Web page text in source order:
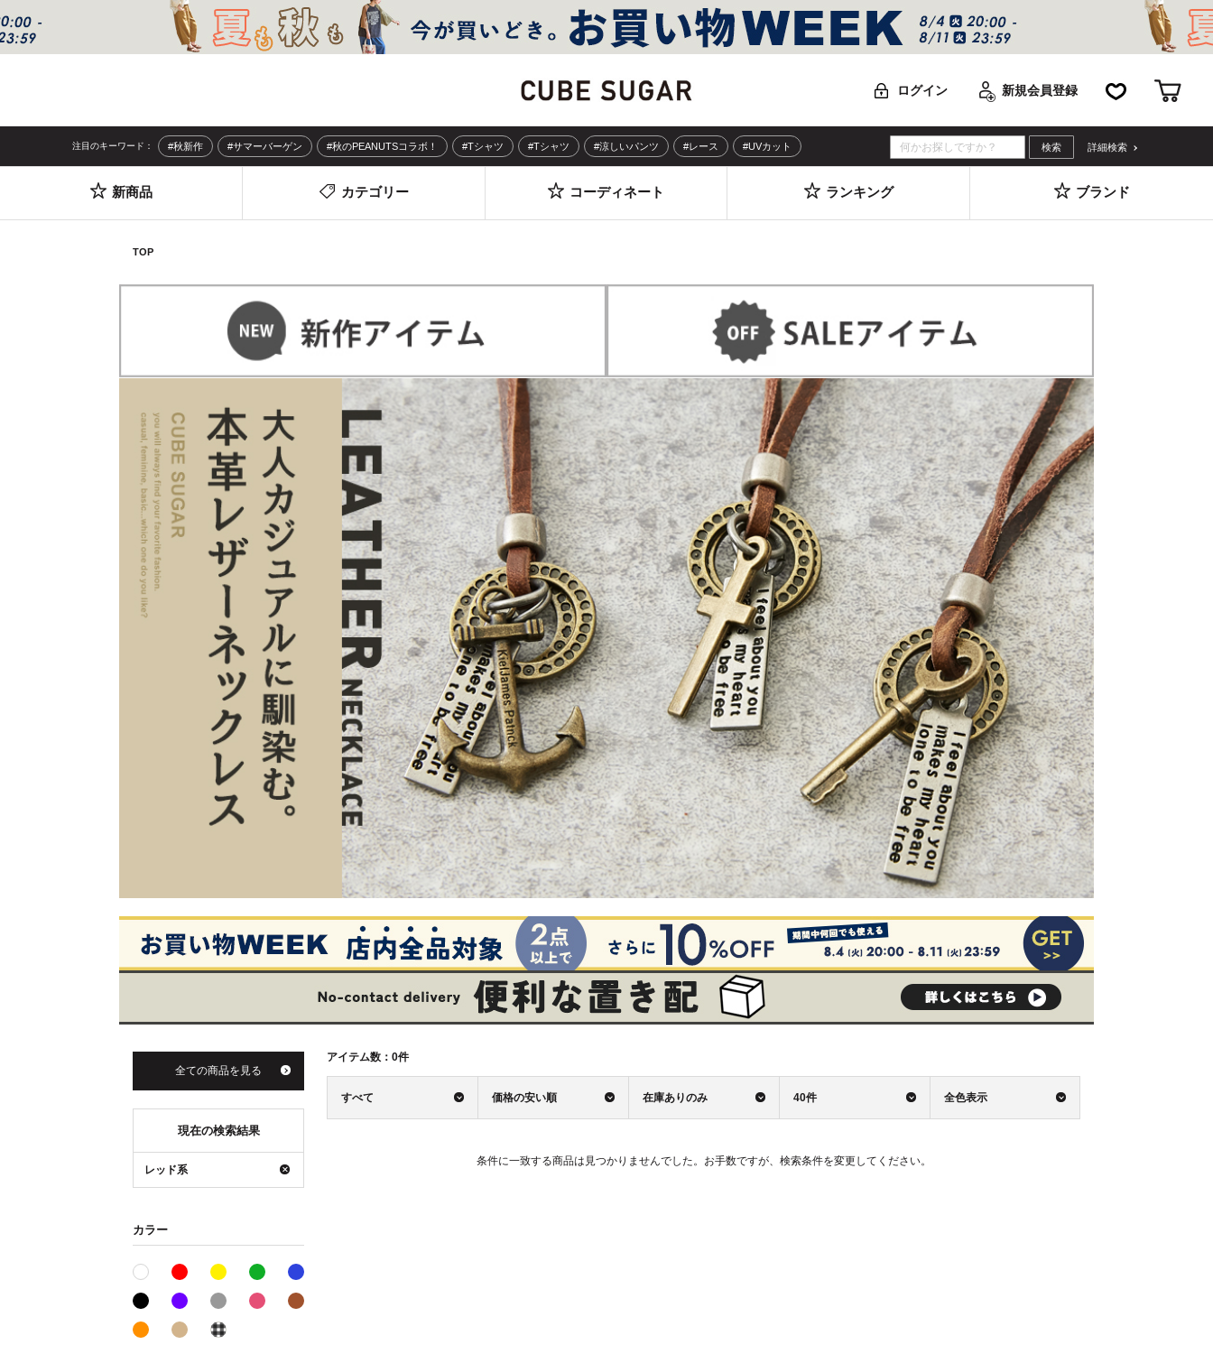
ログイン 新規会員登録 お気に入り
注目のキーワード： #秋新作 #サマーバーゲン #秋のPEANUTSコラボ！ #Tシャツ #Tシャツ #涼しいパンツ #レース #UVカット 詳細検索
新商品 カテゴリー コーディネート ランキング ブランド
TOP
アイテム数： 0件
すべて 価格の安い順 在庫ありのみ 40件 全色表示
条件に一致する商品は見つかりませんでした。お手数ですが、検索条件を変更してください。
全ての商品を見る
現在の検索結果
レッド系
カラー
ホワイト系レッド系 イエロー系グリーン系
ブラック系パープル系グレー系 ピンク系
オレンジ系ベージュ系